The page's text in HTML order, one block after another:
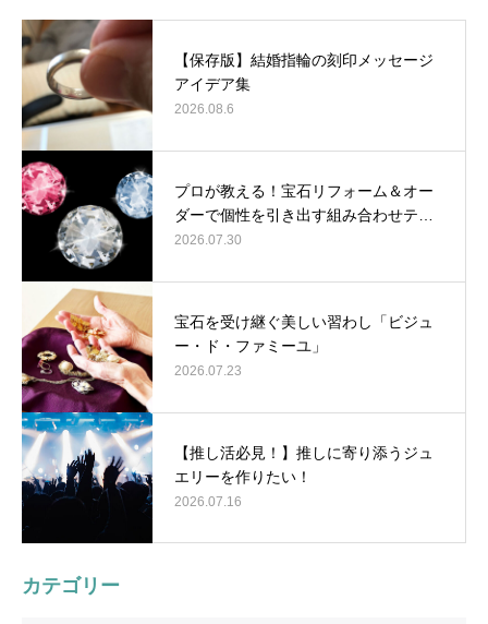
【保存版】結婚指輪の刻印メッセージ
アイデア集
2026.08.6
プロが教える！宝石リフォーム＆オー
ダーで個性を引き出す組み合わせテ…
2026.07.30
宝石を受け継ぐ美しい習わし「ビジュ
ー・ド・ファミーユ」
2026.07.23
【推し活必見！】推しに寄り添うジュ
エリーを作りたい！
2026.07.16
カテゴリー